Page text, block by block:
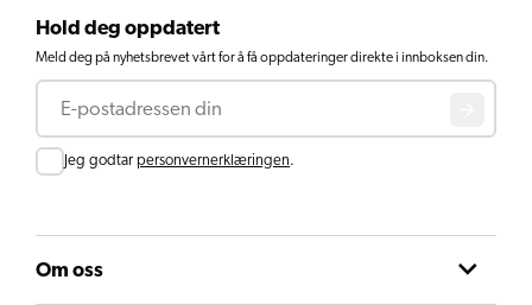
Hold deg oppdatert
Meld deg på nyhetsbrevet vårt for å få oppdateringer direkte i innboksen din.
E-post
Consent
Jeg godtar personvernerklæringen.
Om oss